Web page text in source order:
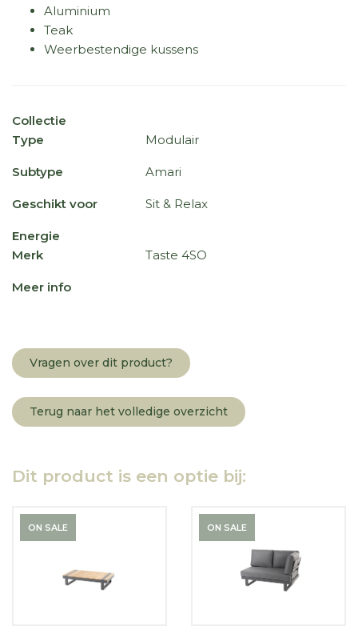
Aluminium
Teak
Weerbestendige kussens
Collectie
Type
Modulair
Subtype Amari
Geschikt voor Sit & Relax
Energie
Merk
Taste 4SO
Meer info
Vragen over dit product?
Terug naar het volledige overzicht
Dit product is een optie bij:
ON SALE ON SALE